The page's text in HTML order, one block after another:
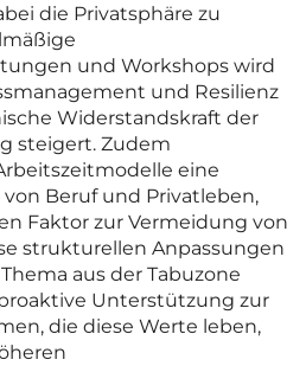
die Privatsphäre zu
und Workshops wird
und Resilienz
Widerstandskraft der
steigert. Zudem
eine
Beruf und Privatleben,
Faktor zur Vermeidung von
strukturellen Anpassungen
aus der Tabuzone
Unterstützung zur
die diese Werte leben,